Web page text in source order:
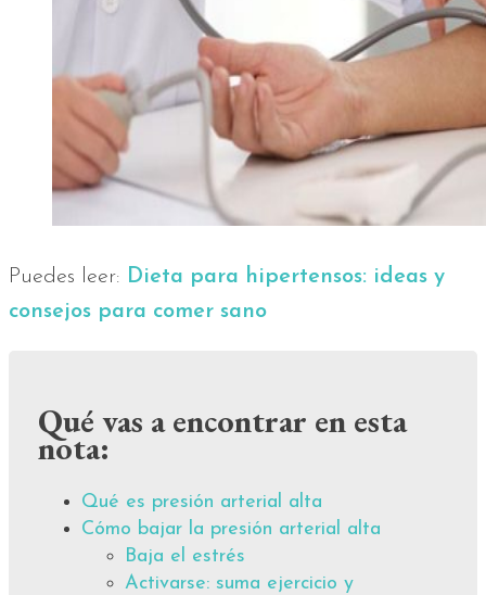
Puedes leer: Dieta para hipertensos: ideas y
consejos para comer sano
Qué vas a encontrar en esta
nota:
Qué es presión arterial alta
Cómo bajar la presión arterial alta
Baja el estrés
Activarse: suma ejercicio y